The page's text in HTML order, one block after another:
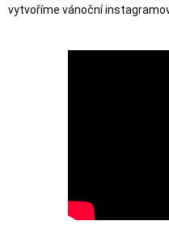
vytvoříme vánoční